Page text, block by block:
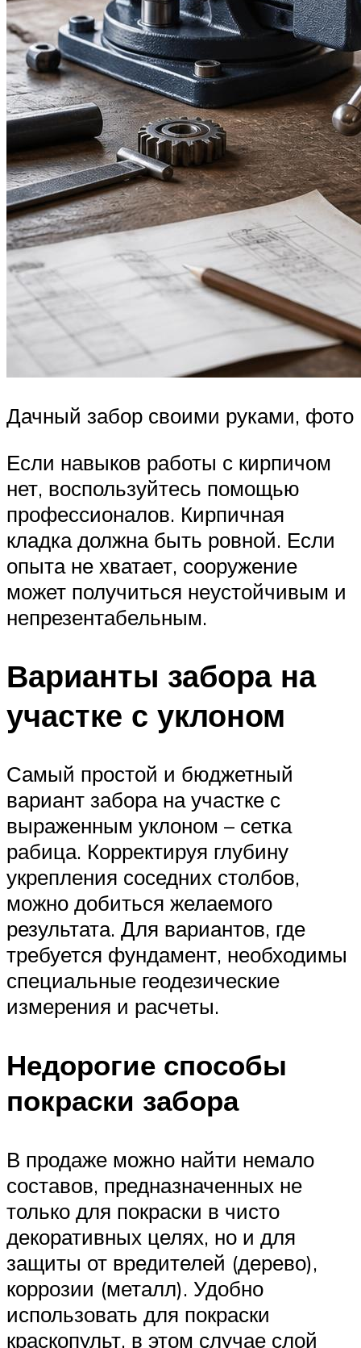
Дачный забор своими руками, фото
Если навыков работы с кирпичом
нет, воспользуйтесь помощью
профессионалов. Кирпичная
кладка должна быть ровной. Если
опыта не хватает, сооружение
может получиться неустойчивым и
непрезентабельным.
Варианты забора на
участке с уклоном
Самый простой и бюджетный
вариант забора на участке с
выраженным уклоном – сетка
рабица. Корректируя глубину
укрепления соседних столбов,
можно добиться желаемого
результата. Для вариантов, где
требуется фундамент, необходимы
специальные геодезические
измерения и расчеты.
Недорогие способы
покраски забора
В продаже можно найти немало
составов, предназначенных не
только для покраски в чисто
декоративных целях, но и для
защиты от вредителей (дерево),
коррозии (металл). Удобно
использовать для покраски
краскопульт, в этом случае слой